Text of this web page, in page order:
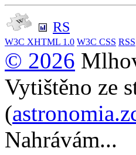
RS
W3C XHTML 1.0 W3C CSS RSS
© 2026
Vytištěno ze
(
Nahrávám...